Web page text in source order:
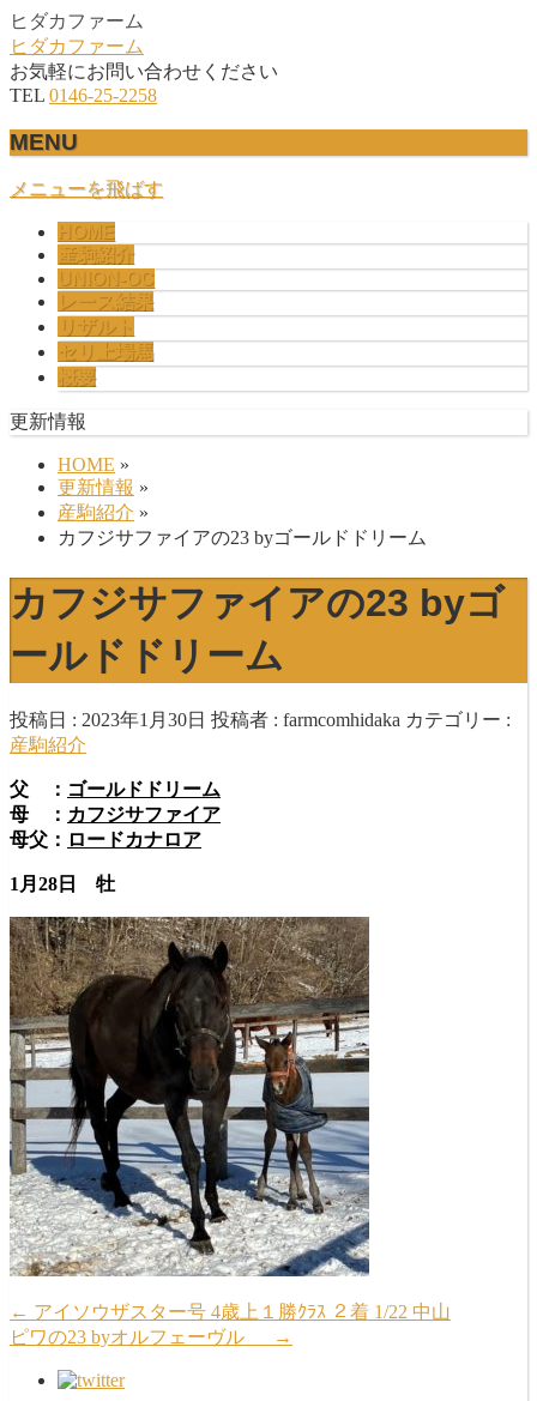
ヒダカファーム
ヒダカファーム
お気軽にお問い合わせください
TEL 0146-25-2258
MENU
メニューを飛ばす
HOME
産駒紹介
UNION-OC
レース結果
リザルト
セリ上場馬
概要
更新情報
HOME »
更新情報 »
産駒紹介 »
カフジサファイアの23 byゴールドドリーム
カフジサファイアの23 byゴ
ールドドリーム
投稿日 : 2023年1月30日 投稿者 : farmcomhidaka カテゴリー :
産駒紹介
父 ： ゴールドドリーム
母 ： カフジサファイア
母父： ロードカナロア
1月28日 牡
← アイソウザスター号 4歳上１勝ｸﾗｽ ２着 1/22 中山
ピワの23 byオルフェーヴル
→